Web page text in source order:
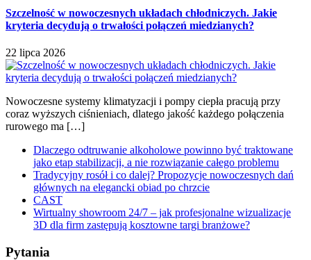
Szczelność w nowoczesnych układach chłodniczych. Jakie
kryteria decydują o trwałości połączeń miedzianych?
22 lipca 2026
Nowoczesne systemy klimatyzacji i pompy ciepła pracują przy
coraz wyższych ciśnieniach, dlatego jakość każdego połączenia
rurowego ma […]
Dlaczego odtruwanie alkoholowe powinno być traktowane
jako etap stabilizacji, a nie rozwiązanie całego problemu
Tradycyjny rosół i co dalej? Propozycje nowoczesnych dań
głównych na elegancki obiad po chrzcie
CAST
Wirtualny showroom 24/7 – jak profesjonalne wizualizacje
3D dla firm zastępują kosztowne targi branżowe?
Pytania